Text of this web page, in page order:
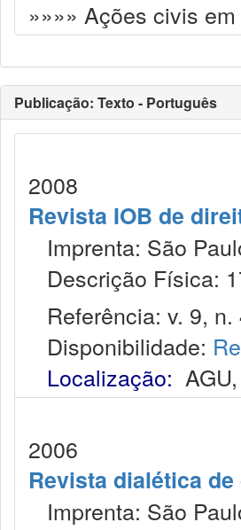
»»»» Ações civis
Publicação: Texto - Português
2008
Revista IOB de
Imprenta: São
Descrição Física:
Referência: v. 9, n.
Disponibilidade:
Localização: AGU,
2006
Revista dialética
Imprenta: São